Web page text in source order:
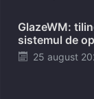
GlazeWM:
sistemul de
Posted
25 august